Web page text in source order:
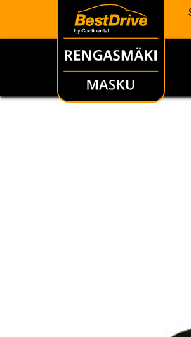
RENKAAT